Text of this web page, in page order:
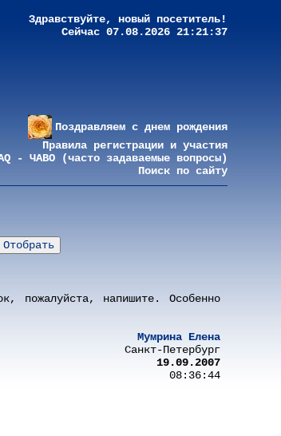
Здравствуйте, новый посетитель!
Сейчас 07.08.2026 21:21:37
Поздравляем с днем рождения
Правила регистрации и участия
- ЧАВО (часто задаваемые вопросы)
Поиск по сайту
пожалуйста, напишите. Особенно
Мумрина Елена
Санкт-Петербург
19.09.2007
08:36:44